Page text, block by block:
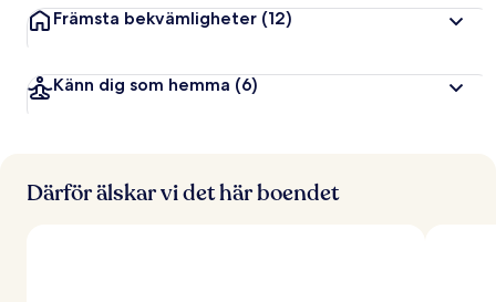
Främsta bekvämligheter (12)
Känn dig som hemma (6)
Därför älskar vi det här boendet